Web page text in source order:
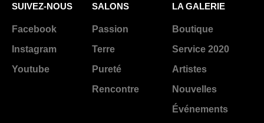
SUIVEZ-NOUS
Facebook
Instagram
Youtube
SALONS
Passion
Terre
Pureté
Rencontre
LA GALERIE
Boutique
Service 2020
Artistes
Nouvelles
Événements